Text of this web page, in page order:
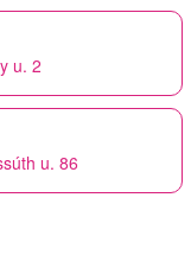
u. 2
u. 86